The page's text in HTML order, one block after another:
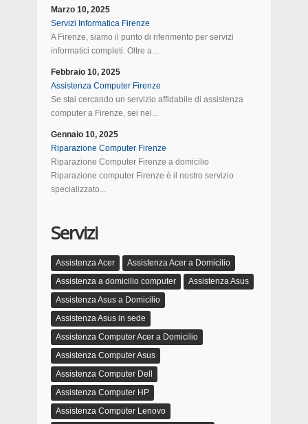
Marzo 10, 2025
Servizi Informatica Firenze
A Firenze, siamo il punto di riferimento per servizi
informatici completi. Oltre a...
Febbraio 10, 2025
Assistenza Computer Firenze
Se stai cercando un servizio affidabile di assistenza
computer a Firenze, sei nel...
Gennaio 10, 2025
Riparazione Computer Firenze
Riparazione Computer Firenze a domicilio
Riparazione computer Firenze è il nostro servizio
specializzato...
Servizi
Assistenza Acer
Assistenza Acer a Domicilio
Assistenza a domicilio computer
Assistenza Asus
Assistenza Asus a Domicilio
Assistenza Asus in sede
Assistenza Computer Acer a Domicilio
Assistenza Computer Asus
Assistenza Computer Dell
Assistenza Computer HP
Assistenza Computer Lenovo